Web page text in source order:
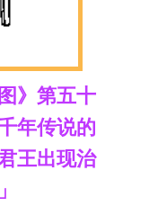
》第五十
年传说的
王出现治